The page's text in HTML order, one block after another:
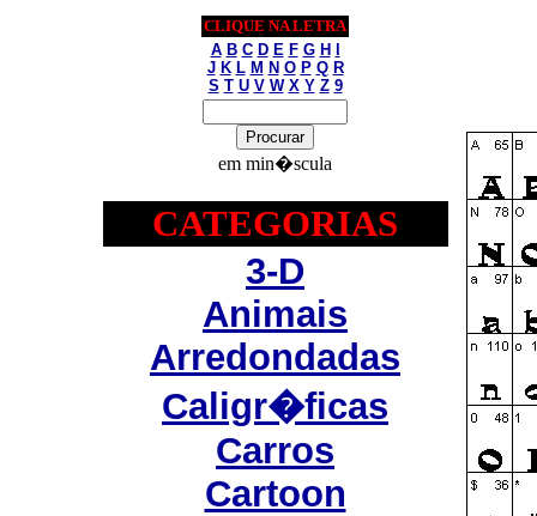
CLIQUE NA LETRA
A B C D E F G H
J K L M N O P Q R
S T U V W X Y Z 9
em min�scula
CATEGORIAS
3-D
Animais
Arredondadas
Caligr�ficas
Carros
Cartoon